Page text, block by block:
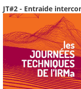
JT#2 - Entraide